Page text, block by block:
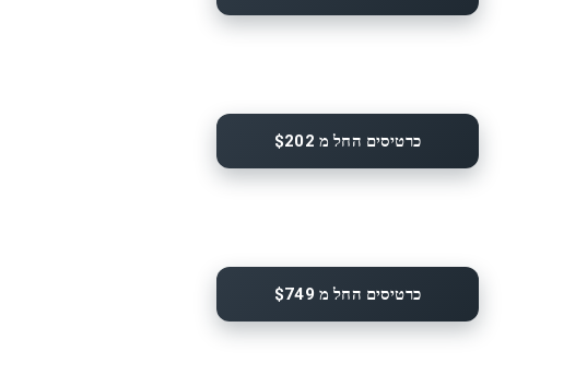
כרטיסים החל מ $202
כרטיסים החל מ $749